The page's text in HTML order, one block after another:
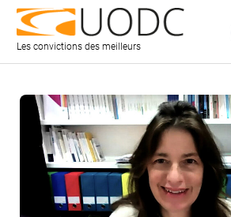
Les convictions des meilleurs